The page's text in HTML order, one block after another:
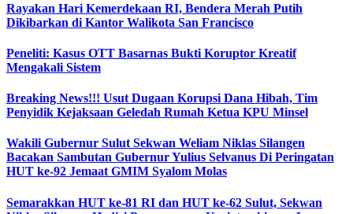
Rayakan Hari Kemerdekaan RI, Bendera Merah Putih
Dikibarkan di Kantor Walikota San Francisco
Peneliti: Kasus OTT Basarnas Bukti Koruptor Kreatif
Mengakali Sistem
Breaking News!!! Usut Dugaan Korupsi Dana Hibah, Tim
Penyidik Kejaksaan Geledah Rumah Ketua KPU Minsel
Wakili Gubernur Sulut Sekwan Weliam Niklas Silangen
Bacakan Sambutan Gubernur Yulius Selvanus Di Peringatan
HUT ke-92 Jemaat GMIM Syalom Molas
Semarakkan HUT ke-81 RI dan HUT ke-62 Sulut, Sekwan